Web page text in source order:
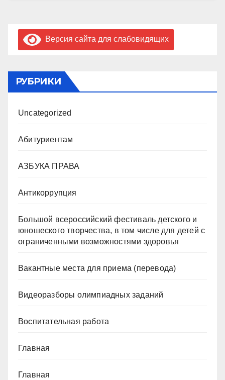
Версия сайта для слабовидящих
РУБРИКИ
Uncategorized
Абитуриентам
АЗБУКА ПРАВА
Антикоррупция
Большой всероссийский фестиваль детского и
юношеского творчества, в том числе для детей с
ограниченными возможностями здоровья
Вакантные места для приема (перевода)
Видеоразборы олимпиадных заданий
Воспитательная работа
Главная
Главная